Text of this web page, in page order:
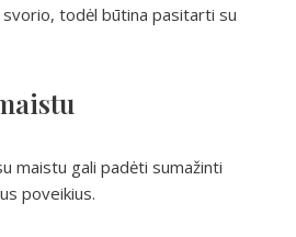
todėl būtina pasitarti su
maistu gali padėti sumažinti
poveikius.